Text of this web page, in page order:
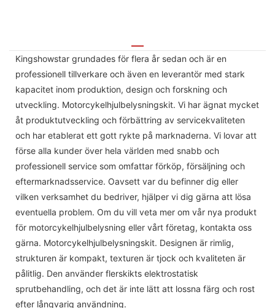
Kingshowstar grundades för flera år sedan och är en
professionell tillverkare och även en leverantör med stark
kapacitet inom produktion, design och forskning och
utveckling. Motorcykelhjulbelysningskit. Vi har ägnat mycket
åt produktutveckling och förbättring av servicekvaliteten
och har etablerat ett gott rykte på marknaderna. Vi lovar att
förse alla kunder över hela världen med snabb och
professionell service som omfattar förköp, försäljning och
eftermarknadsservice. Oavsett var du befinner dig eller
vilken verksamhet du bedriver, hjälper vi dig gärna att lösa
eventuella problem. Om du vill veta mer om vår nya produkt
för motorcykelhjulbelysning eller vårt företag, kontakta oss
gärna. Motorcykelhjulbelysningskit. Designen är rimlig,
strukturen är kompakt, texturen är tjock och kvaliteten är
pålitlig. Den använder flerskikts elektrostatisk
sprutbehandling, och det är inte lätt att lossna färg och rost
efter långvarig användning.